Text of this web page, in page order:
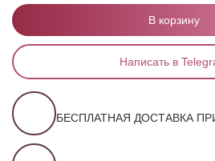
В корзину
Написать в
БЕСПЛАТНАЯ ДОСТАВКА